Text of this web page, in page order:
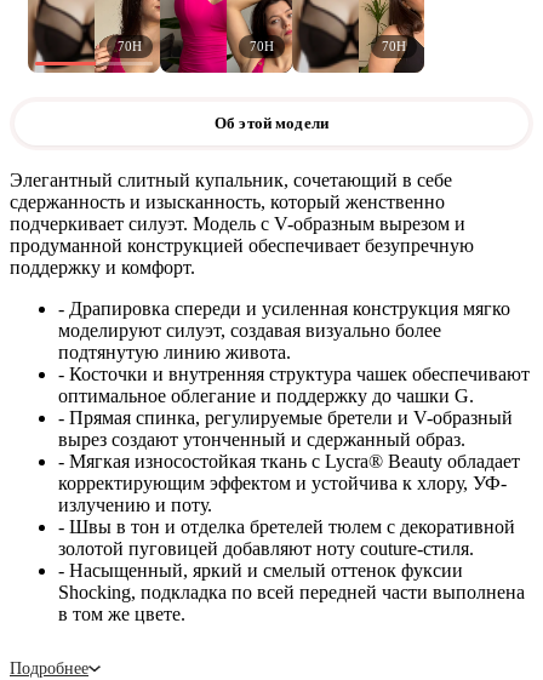
70H 70H 70H
Об этой модели
Элегантный слитный купальник, сочетающий в себе
сдержанность и изысканность, который женственно
подчеркивает силуэт. Модель с V-образным вырезом и
продуманной конструкцией обеспечивает безупречную
поддержку и комфорт.
- Драпировка спереди и усиленная конструкция мягко
моделируют силуэт, создавая визуально более
подтянутую линию живота.
- Косточки и внутренняя структура чашек обеспечивают
оптимальное облегание и поддержку до чашки G.
- Прямая спинка, регулируемые бретели и V-образный
вырез создают утонченный и сдержанный образ.
- Мягкая износостойкая ткань с Lycra® Beauty обладает
корректирующим эффектом и устойчива к хлору, УФ-
излучению и поту.
- Швы в тон и отделка бретелей тюлем с декоративной
золотой пуговицей добавляют ноту couture-стиля.
- Насыщенный, яркий и смелый оттенок фуксии
Shocking, подкладка по всей передней части выполнена
в том же цвете.
Подробнее